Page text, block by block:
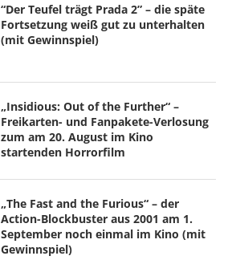
“Der Teufel trägt Prada 2” – die späte
Fortsetzung weiß gut zu unterhalten
(mit Gewinnspiel)
„Insidious: Out of the Further“ –
Freikarten- und Fanpakete-Verlosung
zum am 20. August im Kino
startenden Horrorfilm
„The Fast and the Furious“ – der
Action-Blockbuster aus 2001 am 1.
September noch einmal im Kino (mit
Gewinnspiel)